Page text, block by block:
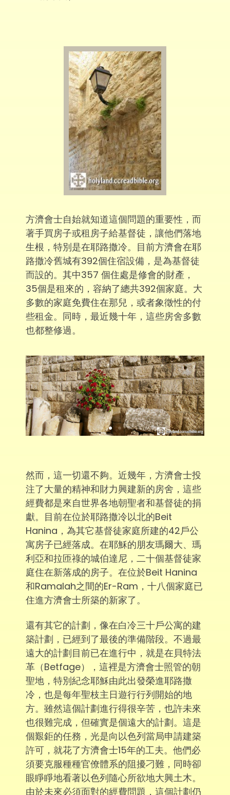
方濟會士自始就知道這個問題的重要性，而
著手買房子或租房子給基督徒，讓他們落地
生根，特別是在耶路撒冷。目前方濟會在耶
路撒冷舊城有392個住宿設備，是為基督徒
而設的。其中357 個住處是修會的財產，
35個是租來的，容納了總共392個家庭。大
多數的家庭免費住在那兒，或者象徵性的付
些租金。同時，最近幾十年，這些房舍多數
也都整修過。
然而，這一切還不夠。近幾年，方濟會士投
注了大量的精神和財力興建新的房舍，這些
經費都是來自世界各地朝聖者和基督徒的捐
獻。目前在位於耶路撒冷以北的Beit
Hanina，為其它基督徒家庭所建的42戶公
寓房子已經落成。在耶穌的朋友瑪爾大、瑪
利亞和拉匝祿的城伯達尼，二十個基督徒家
庭住在新落成的房子。在位於Beit Hanina
和Ramalah之間的Er-Ram，十八個家庭已
住進方濟會士所築的新家了。
還有其它的計劃，像在白冷三十戶公寓的建
築計劃，已經到了最後的準備階段。不過最
遠大的計劃目前已在進行中，就是在貝特法
革（Betfage），這裡是方濟會士照管的朝
聖地，特別紀念耶穌由此出發榮進耶路撒
冷，也是每年聖枝主日遊行行列開始的地
方。雖然這個計劃進行得很辛苦，也許未來
也很難完成，但確實是個遠大的計劃。這是
個艱鉅的任務，光是向以色列當局申請建築
許可，就花了方濟會士15年的工夫。他們必
須要克服種種官僚體系的阻擾刁難，同時卻
眼睜睜地看著以色列隨心所欲地大興土木。
由於未來必須面對的經費問題，這個計劃仍